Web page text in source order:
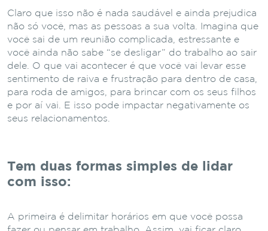
Claro que isso não é nada saudável e ainda prejudica
não só você, mas as pessoas a sua volta. Imagina que
você sai de um reunião complicada, estressante e
você ainda não sabe “se desligar” do trabalho ao sair
dele. O que vai acontecer é que você vai levar esse
sentimento de raiva e frustração para dentro de casa,
para roda de amigos, para brincar com os seus filhos
e por aí vai. E isso pode impactar negativamente os
seus relacionamentos.
Tem duas formas simples de lidar
com isso:
A primeira é delimitar horários em que você possa